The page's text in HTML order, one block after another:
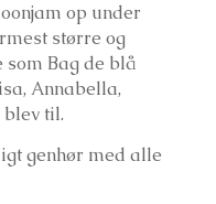
op under
større og
som Bag de blå
Annabella,
blev til.
genhør med alle